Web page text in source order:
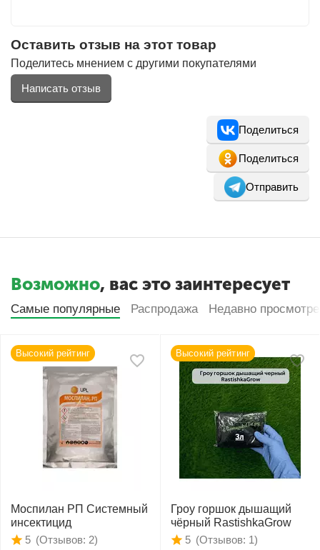
Оставить отзыв на этот товар
Поделитесь мнением с другими покупателями
Написать отзыв
Поделиться
Поделиться
Отправить
Возможно, вас это заинтересует
Самые популярные Распродажа Недавно
Высокий рейтинг
Моспилан РП Системный
инсектицид
(Отзывов: 2)
5
Высокий рейтинг
Гроу горшок дышащий
чёрный RastishkaGrow
(Отзывов: 1)
5